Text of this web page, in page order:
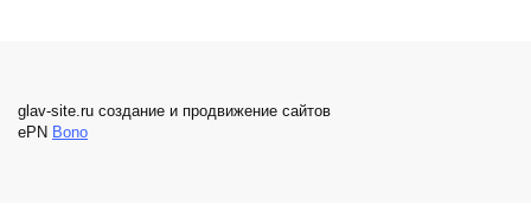
glav-site.ru создание и продвижение сайтов
ePN Bono